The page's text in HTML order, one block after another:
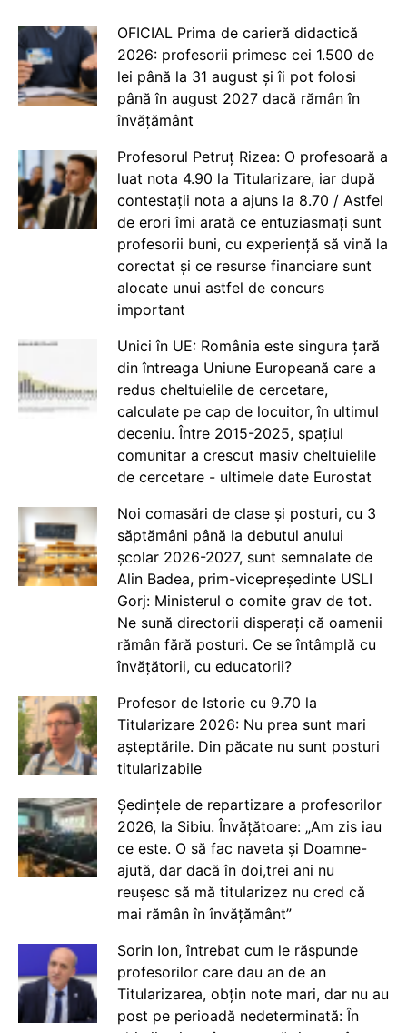
OFICIAL Prima de carieră didactică
2026: profesorii primesc cei 1.500 de
lei până la 31 august și îi pot folosi
până în august 2027 dacă rămân în
învățământ
Profesorul Petruț Rizea: O profesoară a
luat nota 4.90 la Titularizare, iar după
contestații nota a ajuns la 8.70 / Astfel
de erori îmi arată ce entuziasmați sunt
profesorii buni, cu experiență să vină la
corectat și ce resurse financiare sunt
alocate unui astfel de concurs
important
Unici în UE: România este singura țară
din întreaga Uniune Europeană care a
redus cheltuielile de cercetare,
calculate pe cap de locuitor, în ultimul
deceniu. Între 2015-2025, spațiul
comunitar a crescut masiv cheltuielile
de cercetare - ultimele date Eurostat
Noi comasări de clase și posturi, cu 3
săptămâni până la debutul anului
școlar 2026-2027, sunt semnalate de
Alin Badea, prim-vicepreședinte USLI
Gorj: Ministerul o comite grav de tot.
Ne sună directorii disperați că oamenii
rămân fără posturi. Ce se întâmplă cu
învățătorii, cu educatorii?
Profesor de Istorie cu 9.70 la
Titularizare 2026: Nu prea sunt mari
așteptările. Din păcate nu sunt posturi
titularizabile
Ședințele de repartizare a profesorilor
2026, la Sibiu. Învățătoare: „Am zis iau
ce este. O să fac naveta și Doamne-
ajută, dar dacă în doi,trei ani nu
reușesc să mă titularizez nu cred că
mai rămân în învățământ”
Sorin Ion, întrebat cum le răspunde
profesorilor care dau an de an
Titularizarea, obțin note mari, dar nu au
post pe perioadă nedeterminată: În